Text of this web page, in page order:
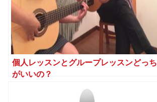
個人レッスンとグループレッスンどっち
がいいの？